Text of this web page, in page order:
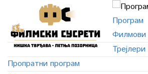
Програм
Филмови
Трејлери
Пропратни програм